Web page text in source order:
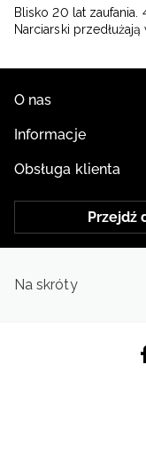
Blisko 20 lat zaufania.
Narciarski
O nas
Informacje
Obsługa klienta
Przejdź
Na skróty